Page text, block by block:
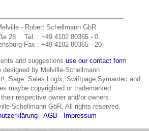
- Robert Schellmann GbR
28
Tel.
Fax
: +49 4102 80365 - 0
: +49 4102 80365 - 20
and suggestions use our contact form
designed by Melville-Schellmann
Sage, Sales Logix, Swiftpage,Symantec and
maybe copyrighted or trademarked.
respective owner and/or owners.
Schellmann GbR. All rights reserved.
- AGB - Impressum